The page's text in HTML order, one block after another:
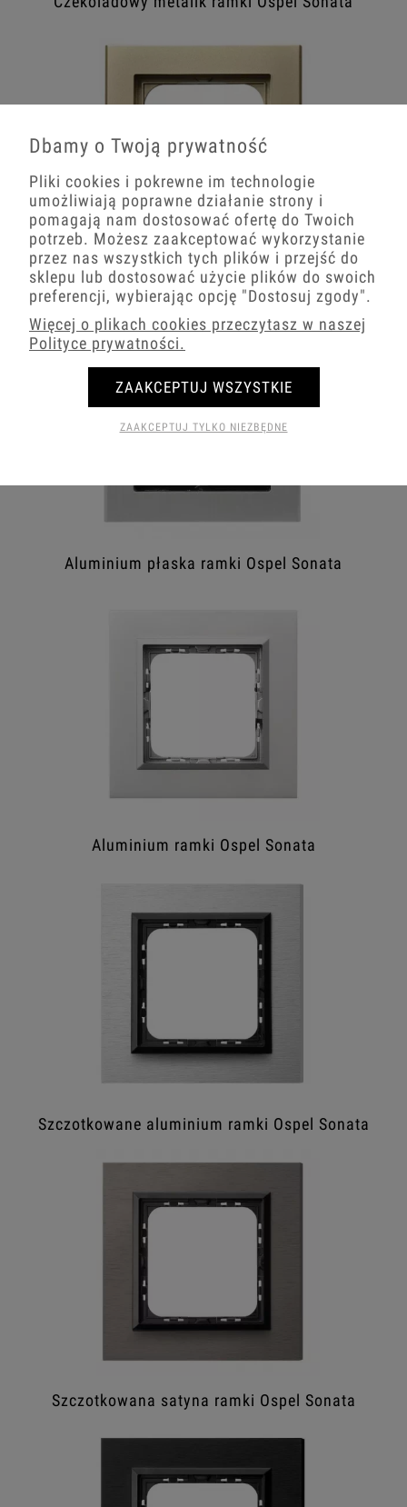
Szampański złoty ramki Ospel Sonata
Aluminium płaska ramki Ospel Sonata
Aluminium ramki Ospel Sonata
Szczotkowane aluminium ramki Ospel Sonata
Szczotkowana satyna ramki Ospel Sonata
Dbamy o Twoją prywatność
Pliki cookies i pokrewne im technologie
umożliwiają poprawne działanie strony i
pomagają nam dostosować ofertę do Twoich
potrzeb. Możesz zaakceptować wykorzystanie
przez nas wszystkich tych plików i przejść do
sklepu lub dostosować użycie plików do swoich
preferencji, wybierając opcję "Dostosuj zgody".
Więcej o plikach cookies przeczytasz w naszej
Polityce prywatności.
ZAAKCEPTUJ TYLKO NIEZBĘDNE
ZAAKCEPTUJ WSZYSTKIE